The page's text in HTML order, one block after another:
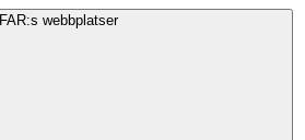
FAR:s webbplatser